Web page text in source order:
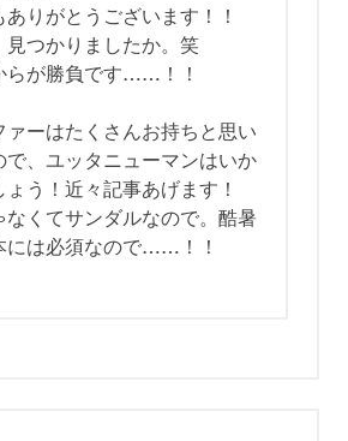
ありがとうございます！！
見つかりましたか。笑
らが勝負です……！！
ァーはたくさんお持ちと思い
で、ユッタニューマンはいか
ょう！近々記事あげます！
なくてサンダルなので。酷暑
には必須なので……！！